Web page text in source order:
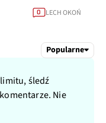
0 LECH OKOŃ
Popularne
śledź
Nie